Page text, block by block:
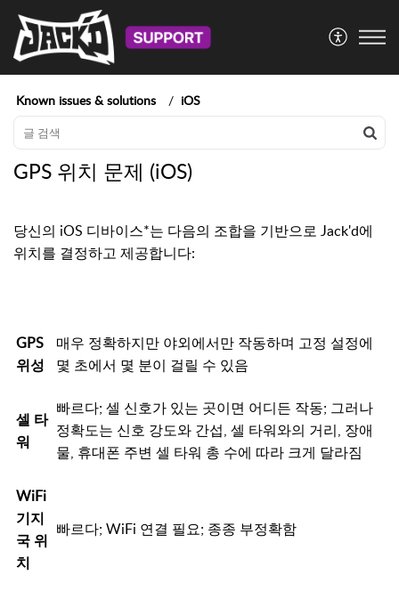
Known issues & solutions iOS
GPS 위치 문제 (iOS)
당신의 iOS 디바이스*는 다음의 조합을 기반으로 Jack'd에
위치를 결정하고 제공합니다:
GPS
위성
매우 정확하지만 야외에서만 작동하며 고정 설정에
몇 초에서 몇 분이 걸릴 수 있음
셀 타
워
빠르다; 셀 신호가 있는 곳이면 어디든 작동; 그러나
정확도는 신호 강도와 간섭, 셀 타워와의 거리, 장애
물, 휴대폰 주변 셀 타워 총 수에 따라 크게 달라짐
WiFi
기지
국 위
치
빠르다; WiFi 연결 필요; 종종 부정확함